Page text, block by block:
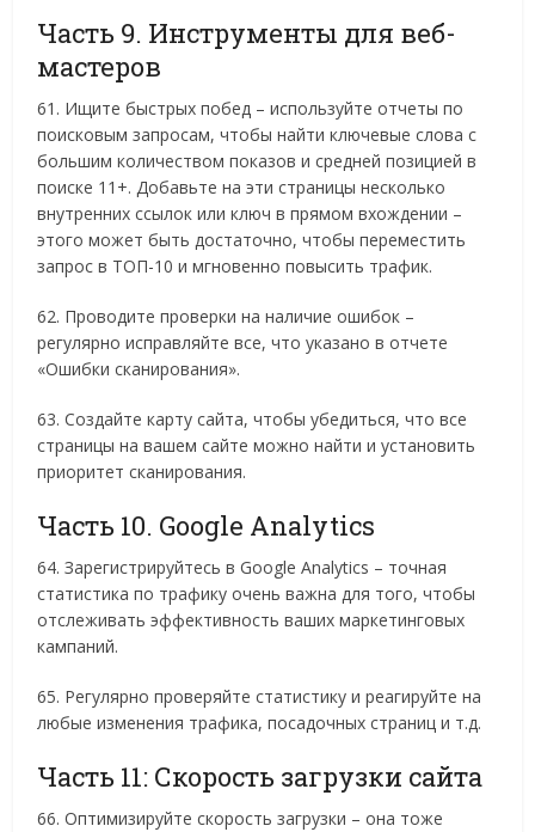
Часть 9. Инструменты для веб-
мастеров
61. Ищите быстрых побед – используйте отчеты по
поисковым запросам, чтобы найти ключевые слова с
большим количеством показов и средней позицией в
поиске 11+. Добавьте на эти страницы несколько
внутренних ссылок или ключ в прямом вхождении –
этого может быть достаточно, чтобы переместить
запрос в ТОП-10 и мгновенно повысить трафик.
62. Проводите проверки на наличие ошибок –
регулярно исправляйте все, что указано в отчете
«Ошибки сканирования».
63. Создайте карту сайта, чтобы убедиться, что все
страницы на вашем сайте можно найти и установить
приоритет сканирования.
Часть 10. Google Analytics
64. Зарегистрируйтесь в Google Analytics – точная
статистика по трафику очень важна для того, чтобы
отслеживать эффективность ваших маркетинговых
кампаний.
65. Регулярно проверяйте статистику и реагируйте на
любые изменения трафика, посадочных страниц и т.д.
Часть 11: Скорость загрузки сайта
66. Оптимизируйте скорость загрузки – она тоже